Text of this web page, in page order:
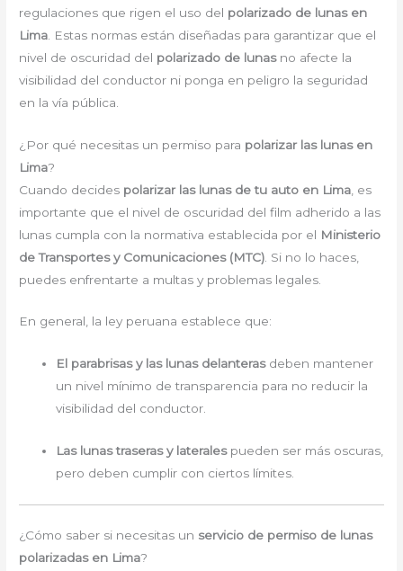
regulaciones que rigen el uso del polarizado de lunas en
Lima . Estas normas están diseñadas para garantizar que el
nivel de oscuridad del polarizado de lunasno afecte la
visibilidad del conductor ni ponga en peligro la seguridad
en la vía pública.
¿Por qué necesitas un permiso para polarizar las lunas en
Lima?
Cuando decides polarizar las lunas de tu auto en Lima , es
importante que el nivel de oscuridad del film adherido a las
lunas cumpla con la normativa establecida por el Ministerio
de Transportes y Comunicaciones (MTC) . Si no lo haces,
puedes enfrentarte a multas y problemas legales.
En general, la ley peruana establece que:
El parabrisas y las lunas delanterasdeben mantener
un nivel mínimo de transparencia para no reducir la
visibilidad del conductor.
Las lunas traseras y lateralespueden ser más oscuras,
pero deben cumplir con ciertos límites.
¿Cómo saber si necesitas un servicio de permiso de lunas
polarizadas en Lima?